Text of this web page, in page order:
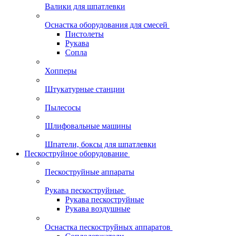
Валики для шпатлевки
Оснастка оборудования для смесей
Пистолеты
Рукава
Сопла
Хопперы
Штукатурные станции
Пылесосы
Шлифовальные машины
Шпатели, боксы для шпатлевки
Пескоструйное оборудование
Пескоструйные аппараты
Рукава пескоструйные
Рукава пескоструйные
Рукава воздушные
Оснастка пескоструйных аппаратов